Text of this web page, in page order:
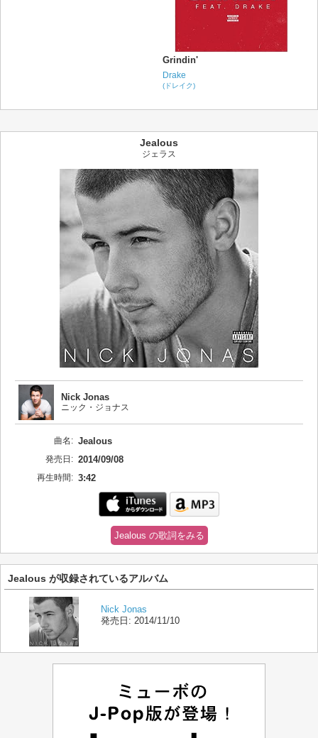
Grindin'
Drake
(ドレイク)
Jealous
ジェラス
Nick Jonas
ニック・ジョナス
曲名: Jealous
発売日: 2014/09/08
再生時間: 3:42
Jealous の歌詞をみる
Jealous が収録されているアルバム
Nick Jonas
発売日: 2014/11/10